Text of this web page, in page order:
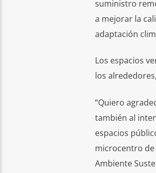
suministro
a mejorar la
adaptación
Los espacios
los
“Quiero
también al
espacios
microcentro
Ambiente